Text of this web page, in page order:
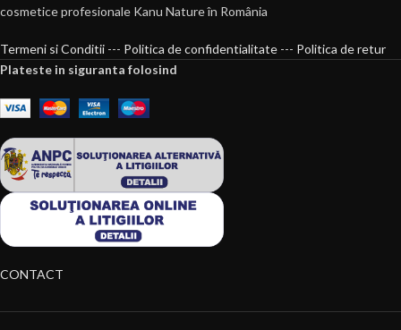
cosmetice profesionale Kanu Nature în România
Termeni si Conditii --- Politica de confidentialitate --- Politica de retur
Plateste in siguranta folosind
CONTACT